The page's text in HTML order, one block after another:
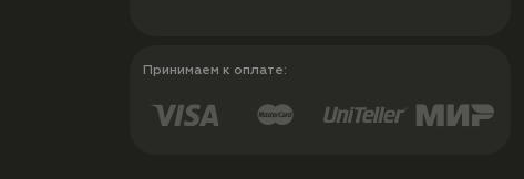
Принимаем к оплате: